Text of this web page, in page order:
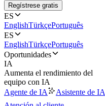
Regístrese gratis
ES
EnglishTürkçePortuguês
ES
EnglishTürkçePortuguês
Oportunidades
IA
Aumenta el rendimiento del
equipo con IA
Agente de IA
Asistente de IA